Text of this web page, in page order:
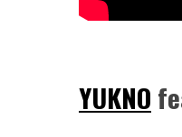
YUKNO